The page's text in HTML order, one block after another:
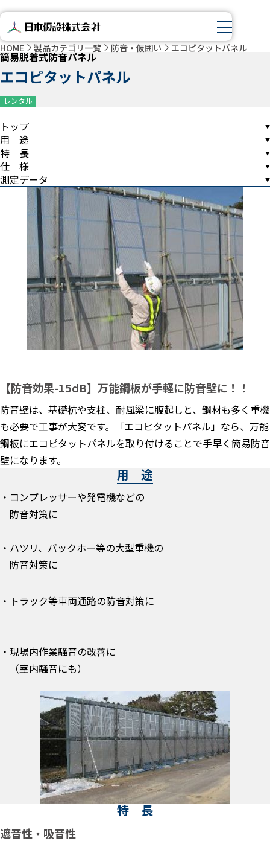
HOME 製品カテゴリ一覧 防音・仮囲い エコピタットパネル
簡易脱着式防音パネル
エコピタットパネル
レンタル
トップ
用 途
特 長
仕 様
測定データ
【防音効果-15dB】万能鋼板が手軽に防音壁に！！
防音壁は、基礎杭や支柱、耐風梁に腹起しと、鋼材も多く重機
も必要で工事が大変です。「エコピタットパネル」なら、万能
鋼板にエコピタットパネルを取り付けることで手早く簡易防音
壁になります。
用 途
・コンプレッサーや発電機などの
防音対策に
・ハツリ、バックホー等の大型重機の
防音対策に
・トラック等車両通路の防音対策に
・現場内作業騒音の改善に
（室内騒音にも）
特 長
遮音性・吸音性